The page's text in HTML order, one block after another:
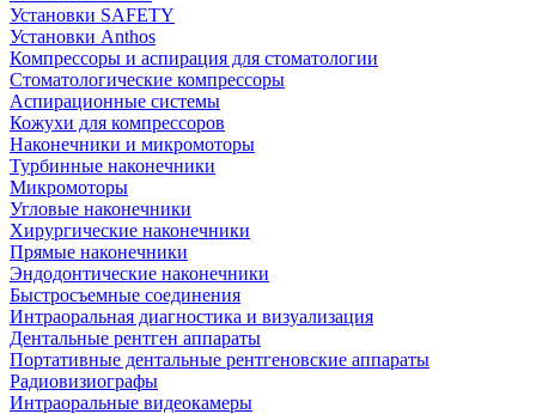
Установки SAFETY
Установки Anthos
Компрессоры и аспирация для стоматологии
Стоматологические компрессоры
Аспирационные системы
Кожухи для компрессоров
Наконечники и микромоторы
Турбинные наконечники
Микромоторы
Угловые наконечники
Хирургические наконечники
Прямые наконечники
Эндодонтические наконечники
Быстросъемные соединения
Интраоральная диагностика и визуализация
Дентальные рентген аппараты
Портативные дентальные рентгеновские аппараты
Радиовизиографы
Интраоральные видеокамеры